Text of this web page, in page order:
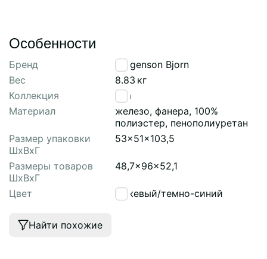
Особенности
Бренд
Bergenson Bjorn
Вес
8.83 кг
Коллекция
Pea
Материал
железо, фанера, 100%
полиэстер, пенополиуретан
Размер упаковки
ШхВхГ
53x51x103,5
Размеры товаров
ШхВхГ
48,7x96x52,1
Цвет бежевый/темно-синий
Найти похожие